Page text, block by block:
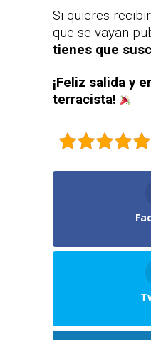
Si quieres
que se vayan
tienes que
¡Feliz salida y
terracista!